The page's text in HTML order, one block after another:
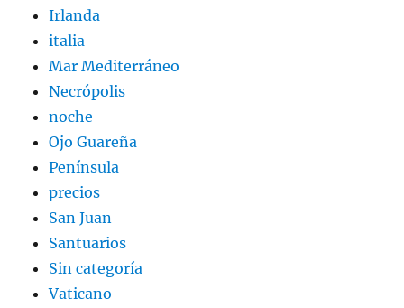
Irlanda
italia
Mar Mediterráneo
Necrópolis
noche
Ojo Guareña
Península
precios
San Juan
Santuarios
Sin categoría
Vaticano